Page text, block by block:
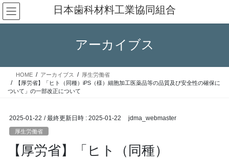
コ
ン
テ
ス
ナ
ビ
ゲ
ン
日本歯科材料工業協同組合
アーカイブス
HOME アーカイブス
厚生労働省
【厚労省】「ヒト（同種）iPS（様）細胞加工医薬品等の品質及び安全性の確保に
ついて」の一部改正について
2025-01-22 / 最終更新日時 : 2025-01-22 jdma_webmaster
厚生労働省
【厚労省】「ヒト（同種）